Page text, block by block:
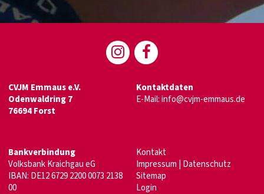
CVJM Emmaus e.V.
Odenwaldring 7
76694 Forst
Kontaktdaten
E-Mail:info@cvjm-emmaus.de
Bankverbindung
Volksbank Kraichgau eG
IBAN: DE12 6729 2200 0073 2138
00
Kontakt
Impressum | Datenschutz
Sitemap
Login